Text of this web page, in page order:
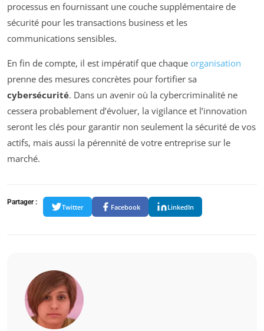
processus en fournissant une couche supplémentaire de
sécurité pour les transactions business et les
communications sensibles.
En fin de compte, il est impératif que chaque organisation
prenne des mesures concrètes pour fortifier sa
cybersécurité. Dans un avenir où la cybercriminalité ne
cessera probablement d’évoluer, la vigilance et l’innovation
seront les clés pour garantir non seulement la sécurité de vos
actifs, mais aussi la pérennité de votre entreprise sur le
marché.
Partager :
Twitter Facebook LinkedIn